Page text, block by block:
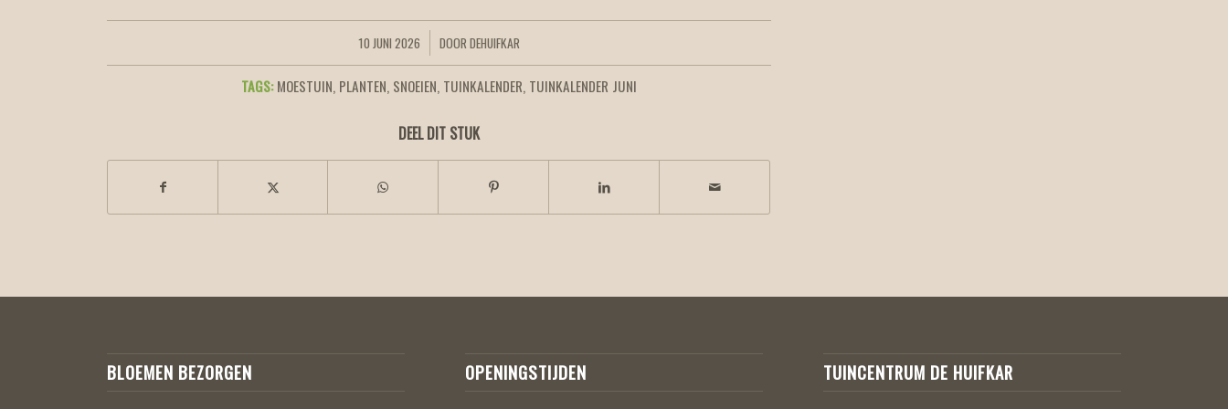
10 JUNI 2026
/ DOORDEHUIFKAR
TAGS: MOESTUIN, PLANTEN, SNOEIEN, TUINKALENDER, TUINKALENDER JUNI
DEEL DIT STUK
BLOEMEN BEZORGEN OPENINGSTIJDEN TUINCENTRUM DE HUIFKAR